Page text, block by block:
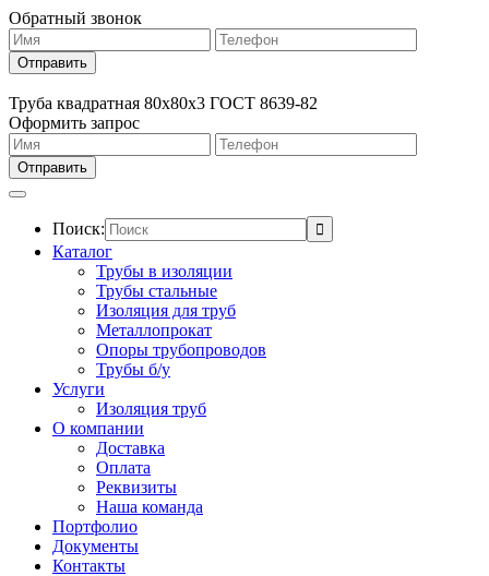
Обратный звонок
Труба квадратная 80х80х3 ГОСТ 8639-82
Оформить запрос
Поиск:
Каталог
Трубы в изоляции
Трубы стальные
Изоляция для труб
Металлопрокат
Опоры трубопроводов
Трубы б/у
Услуги
Изоляция труб
О компании
Доставка
Оплата
Реквизиты
Наша команда
Портфолио
Документы
Контакты